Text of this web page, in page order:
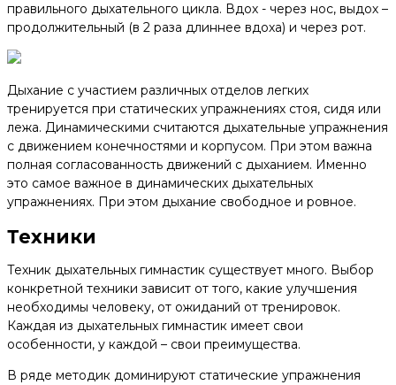
правильного дыхательного цикла. Вдох - через нос, выдох –
продолжительный (в 2 раза длиннее вдоха) и через рот.
Дыхание с участием различных отделов легких
тренируется при статических упражнениях стоя, сидя или
лежа. Динамическими считаются дыхательные упражнения
с движением конечностями и корпусом. При этом важна
полная согласованность движений с дыханием. Именно
это самое важное в динамических дыхательных
упражнениях. При этом дыхание свободное и ровное.
Техники
Техник дыхательных гимнастик существует много. Выбор
конкретной техники зависит от того, какие улучшения
необходимы человеку, от ожиданий от тренировок.
Каждая из дыхательных гимнастик имеет свои
особенности, у каждой – свои преимущества.
В ряде методик доминируют статические упражнения